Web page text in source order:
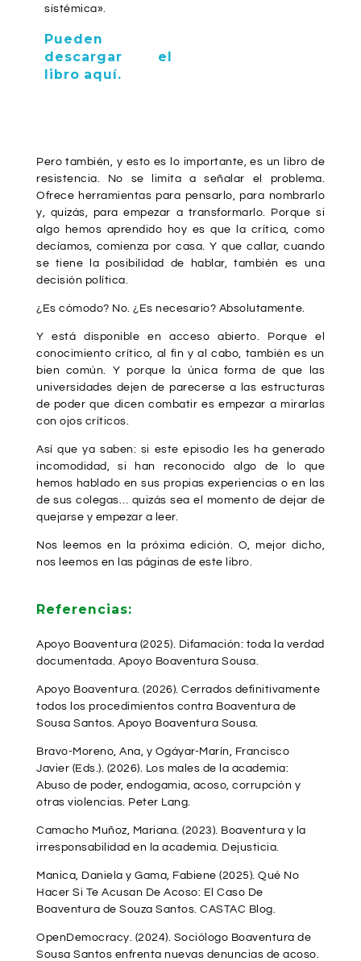
sistémica».
Pueden
descargar el
libro aquí.
Pero también, y esto es lo importante, es un libro de
resistencia. No se limita a señalar el problema.
Ofrece herramientas para pensarlo, para nombrarlo
y, quizás, para empezar a transformarlo. Porque si
algo hemos aprendido hoy es que la crítica, como
decíamos, comienza por casa. Y que callar, cuando
se tiene la posibilidad de hablar, también es una
decisión política.
¿Es cómodo? No. ¿Es necesario? Absolutamente.
Y está disponible en acceso abierto. Porque el
conocimiento crítico, al fin y al cabo, también es un
bien común. Y porque la única forma de que las
universidades dejen de parecerse a las estructuras
de poder que dicen combatir es empezar a mirarlas
con ojos críticos.
Así que ya saben: si este episodio les ha generado
incomodidad, si han reconocido algo de lo que
hemos hablado en sus propias experiencias o en las
de sus colegas… quizás sea el momento de dejar de
quejarse y empezar a leer.
Nos leemos en la próxima edición. O, mejor dicho,
nos leemos en las páginas de este libro.
Referencias:
Apoyo Boaventura (2025). Difamación: toda la verdad
documentada. Apoyo Boaventura Sousa.
Apoyo Boaventura. (2026). Cerrados definitivamente
todos los procedimientos contra Boaventura de
Sousa Santos. Apoyo Boaventura Sousa.
Bravo-Moreno, Ana, y Ogáyar-Marín, Francisco
Javier (Eds.). (2026). Los males de la academia:
Abuso de poder, endogamia, acoso, corrupción y
otras violencias. Peter Lang.
Camacho Muñoz, Mariana. (2023). Boaventura y la
irresponsabilidad en la academia. Dejusticia.
Manica, Daniela y Gama, Fabiene (2025). Qué No
Hacer Si Te Acusan De Acoso: El Caso De
Boaventura de Souza Santos. CASTAC Blog.
OpenDemocracy. (2024). Sociólogo Boaventura de
Sousa Santos enfrenta nuevas denuncias de acoso.